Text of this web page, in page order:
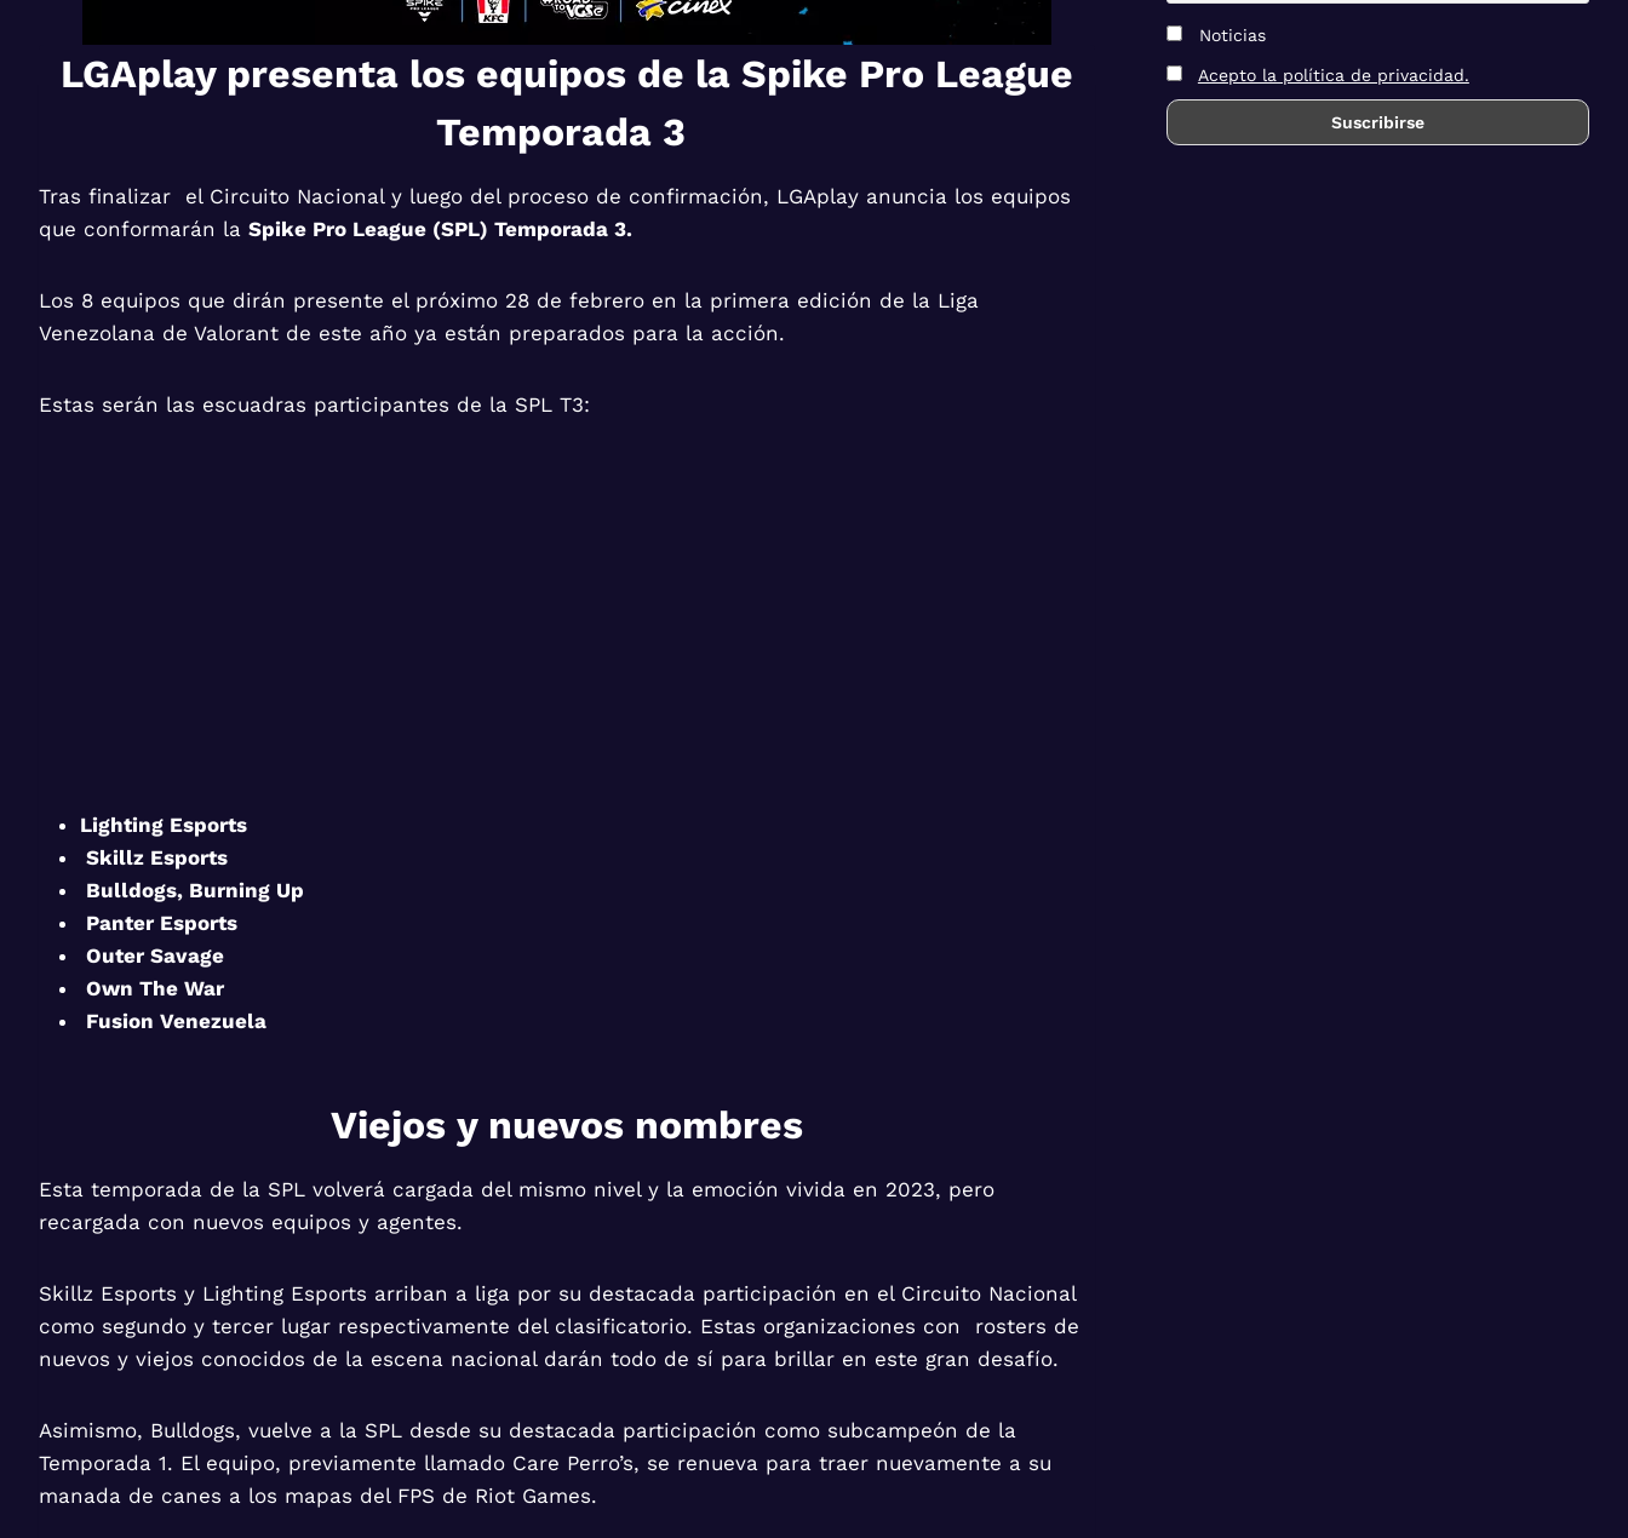
LGAplay presenta los equipos de la Spike Pro League
Temporada 3
Tras finalizar el Circuito Nacional y luego del proceso de confirmación, LGAplay anuncia los equipos
que conformarán la Spike Pro League (SPL) Temporada 3.
Los 8 equipos que dirán presente el próximo 28 de febrero en la primera edición de la Liga
Venezolana de Valorant de este año ya están preparados para la acción.
Estas serán las escuadras participantes de la SPL T3:
Lighting Esports
Skillz Esports
Bulldogs, Burning Up
Panter Esports
Outer Savage
Own The War
Fusion Venezuela
Viejos y nuevos nombres
Esta temporada de la SPL volverá cargada del mismo nivel y la emoción vivida en 2023, pero
recargada con nuevos equipos y agentes.
Skillz Esports y Lighting Esports arriban a liga por su destacada participación en el Circuito Nacional
como segundo y tercer lugar respectivamente del clasificatorio. Estas organizaciones con rosters de
nuevos y viejos conocidos de la escena nacional darán todo de sí para brillar en este gran desafío.
Asimismo, Bulldogs, vuelve a la SPL desde su destacada participación como subcampeón de la
Temporada 1. El equipo, previamente llamado Care Perro’s, se renueva para traer nuevamente a su
manada de canes a los mapas del FPS de Riot Games.
Noticias
Acepto la política de privacidad.